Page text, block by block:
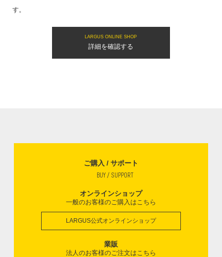
す。
LARGUS ONLINE SHOP
詳細を確認する
ご購入 / サポート
BUY / SUPPORT
オンラインショップ
一般のお客様のご購入はこちら
LARGUS公式オンラインショップ
業販
法人のお客様のご注文はこちら